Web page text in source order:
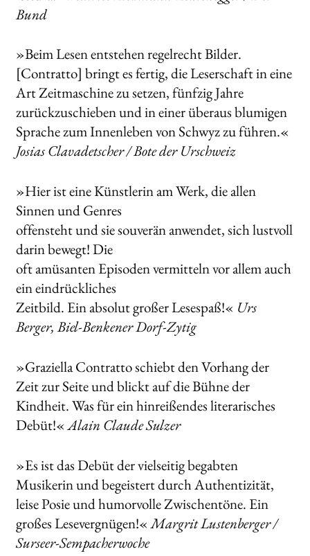
Bund
»Beim Lesen entstehen regelrecht Bilder.
[Contratto] bringt es fertig, die Leserschaft in eine
Art Zeitmaschine zu setzen, fünfzig Jahre
zurückzuschieben und in einer überaus blumigen
Sprache zum Innenleben von Schwyz zu führen.«
Josias Clavadetscher / Bote der Urschweiz
»Hier ist eine Künstlerin am Werk, die allen
Sinnen und Genres
offensteht und sie souverän anwendet, sich lustvoll
darin bewegt! Die
oft amüsanten Episoden vermitteln vor allem auch
ein eindrückliches
Zeitbild. Ein absolut großer Lesespaß!« Urs
Berger, Biel-Benkener Dorf-Zytig
»Graziella Contratto schiebt den Vorhang der
Zeit zur Seite und blickt auf die Bühne der
Kindheit. Was für ein hinreißendes literarisches
Debüt!«Alain Claude Sulzer
»Es ist das Debüt der vielseitig begabten
Musikerin und begeistert durch Authentizität,
leise Posie und humorvolle Zwischentöne. Ein
großes Lesevergnügen!«Margrit Lustenberger /
Surseer-Sempacherwoche